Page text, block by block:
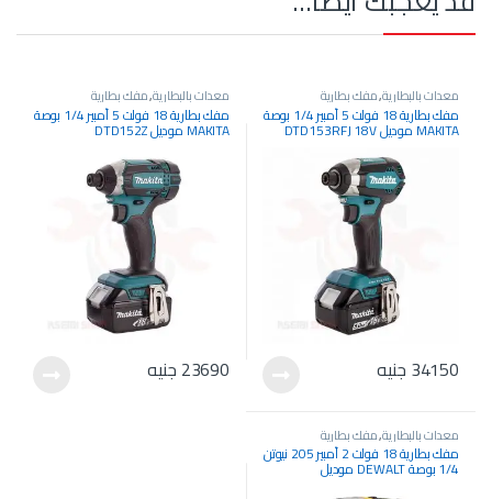
معدات بالبطارية,مفك بطارية
مفك بطارية 18 فولت 5 أمبير 1/4 بوصة
MAKITA موديل DTD153RFJ 18V
34150 جنيه
معدات بالبطارية,مفك بطارية
مفك بطارية 18 فولت 5 أمبير 1/4 بوصة
MAKITA موديل DTD152Z
23690 جنيه
معدات بالبطارية,مفك بطارية
مفك بطارية 18 فولت 2 أمبير 205 نيوتن
1/4 بوصة DEWALT موديل
DCF887D2